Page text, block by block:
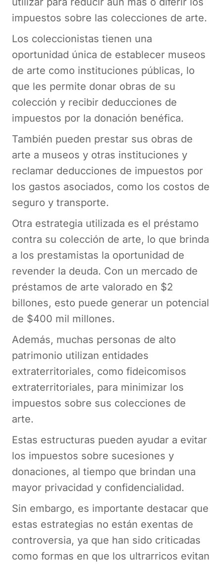
impuestos sobre las colecciones de arte.
Los coleccionistas tienen una
oportunidad única de establecer museos
de arte como instituciones públicas, lo
que les permite donar obras de su
colección y recibir deducciones de
impuestos por la donación benéfica.
También pueden prestar sus obras de
arte a museos y otras instituciones y
reclamar deducciones de impuestos por
los gastos asociados, como los costos de
seguro y transporte.
Otra estrategia utilizada es el préstamo
contra su colección de arte, lo que brinda
a los prestamistas la oportunidad de
revender la deuda. Con un mercado de
préstamos de arte valorado en $2
billones, esto puede generar un potencial
de $400 mil millones.
Además, muchas personas de alto
patrimonio utilizan entidades
extraterritoriales, como fideicomisos
extraterritoriales, para minimizar los
impuestos sobre sus colecciones de
arte.
Estas estructuras pueden ayudar a evitar
los impuestos sobre sucesiones y
donaciones, al tiempo que brindan una
mayor privacidad y confidencialidad.
Sin embargo, es importante destacar que
estas estrategias no están exentas de
controversia, ya que han sido criticadas
como formas en que los ultrarricos evitan